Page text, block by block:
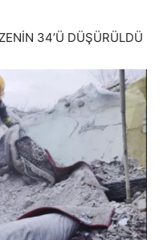
34’Ü DÜŞÜRÜLDÜ